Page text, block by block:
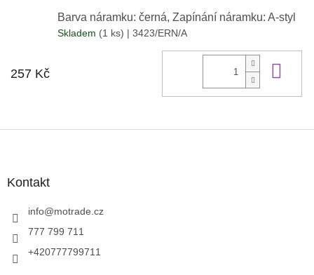
Barva náramku: černá, Zapínání náramku: A-styl
Skladem (1 ks) | 3423/ERN/A
257 Kč
Kontakt
info@motrade.cz
777 799 711
+420777799711